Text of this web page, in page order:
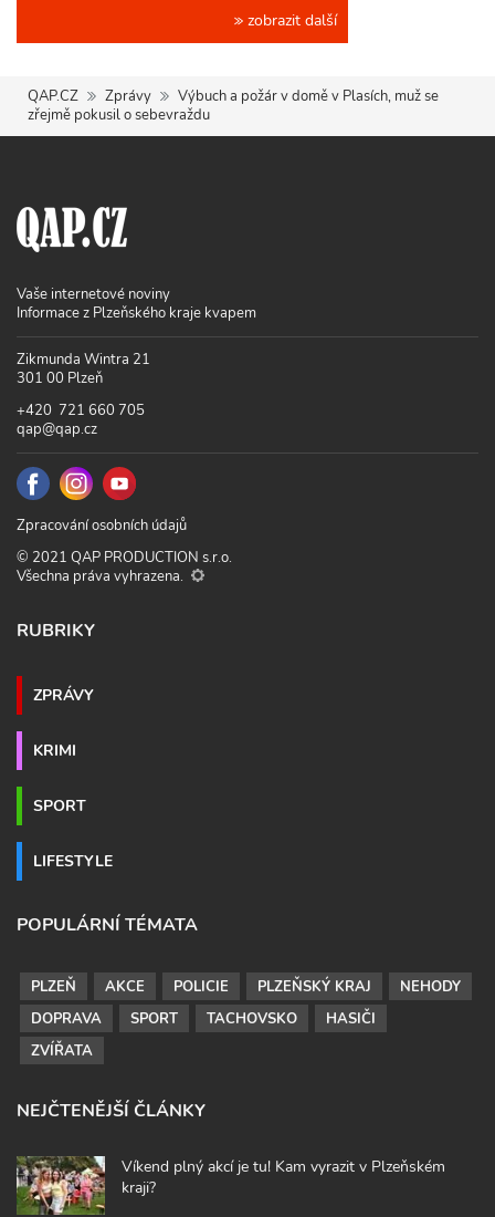
zobrazit další
QAP.CZ Zprávy
Výbuch a požár v domě v Plasích, muž se
zřejmě pokusil o sebevraždu
Vaše internetové noviny
Informace z Plzeňského kraje kvapem
Zikmunda Wintra 21
301 00 Plzeň
+420 721 660 705
qap@qap.cz
Zpracování osobních údajů
© 2021 QAP PRODUCTION s.r.o.
Všechna práva vyhrazena.
RUBRIKY
ZPRÁVY
KRIMI
SPORT
LIFESTYLE
POPULÁRNÍ TÉMATA
PLZEŇ AKCE POLICIE PLZEŇSKÝ KRAJ
NEHODY
DOPRAVA
SPORT TACHOVSKO
HASIČI
ZVÍŘATA
NEJČTENĚJŠÍ ČLÁNKY
Víkend plný akcí je tu! Kam vyrazit v Plzeňském
kraji?